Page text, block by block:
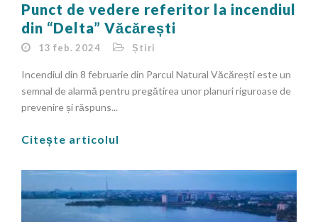
Punct de vedere referitor la incendiul
din “Delta” Văcărești
13 feb. 2024 Știri
Incendiul din 8 februarie din Parcul Natural Văcărești este un
semnal de alarmă pentru pregătirea unor planuri riguroase de
prevenire și răspuns...
Citește articolul